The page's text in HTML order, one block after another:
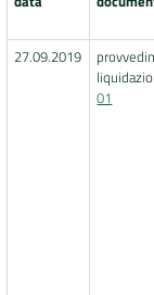
27.09.2019
01